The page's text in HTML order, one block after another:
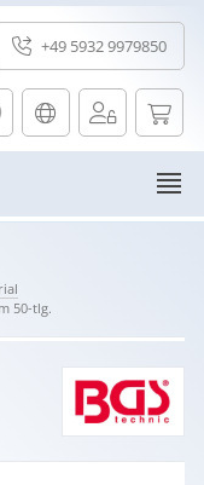
+49 5932 9979850
50-tlg.